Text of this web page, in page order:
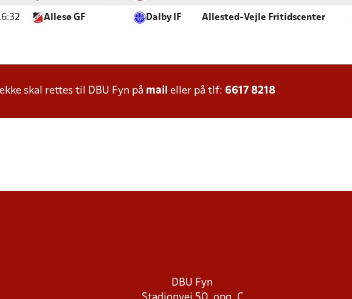
Allesø GF Dalby IF Allested-Vejle Fritidscenter
skal rettes til DBU Fyn på mail eller på tlf: 6617 8218
DBU Fyn